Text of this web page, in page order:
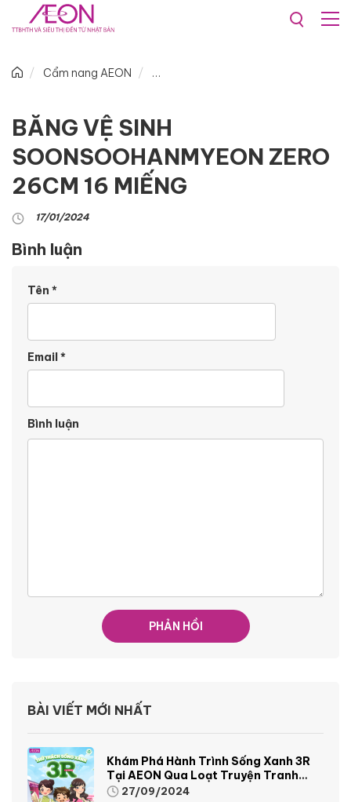
Cẩm nang AEON
BĂNG VỆ SINH
SOONSOOHANMYEON ZERO
26CM 16 MIẾNG
17/01/2024
Bình luận
Tên *
Email*
Bình luận
BÀI VIẾT MỚI NHẤT
Khám Phá Hành Trình Sống Xanh 3R
Tại AEON Qua Loạt Truyện Tranh
Sinh Động Và Thú Vị
27/09/2024